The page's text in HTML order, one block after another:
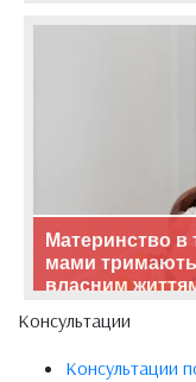
Материнство в
мами тримають
власним
Консультации
Консультации